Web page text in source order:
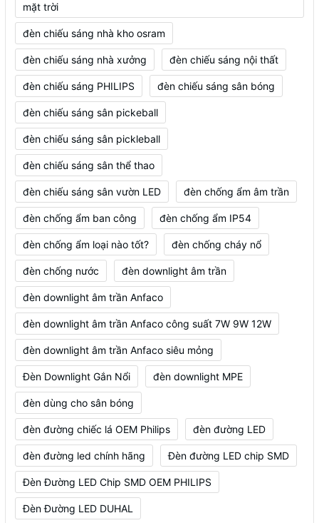
mặt trời
đèn chiếu sáng nhà kho osram
đèn chiếu sáng nhà xưởng đèn chiếu sáng nội thất
đèn chiếu sáng PHILIPS đèn chiếu sáng sân bóng
đèn chiếu sáng sân pickeball
đèn chiếu sáng sân pickleball
đèn chiếu sáng sân thể thao
đèn chiếu sáng sân vườn LED đèn chống ẩm âm trần
đèn chống ẩm ban công đèn chống ẩm IP54
đèn chống ẩm loại nào tốt? đèn chống cháy nổ
đèn chống nước đèn downlight âm trần
đèn downlight âm trần Anfaco
đèn downlight âm trần Anfaco công suất 7W 9W 12W
đèn downlight âm trần Anfaco siêu mỏng
Đèn Downlight Gắn Nổi đèn downlight MPE
đèn dùng cho sân bóng
đèn đường chiếc lá OEM Philips đèn đường LED
đèn đường led chính hãng Đèn đường LED chip SMD
Đèn Đường LED Chip SMD OEM PHILIPS
Đèn Đường LED DUHAL